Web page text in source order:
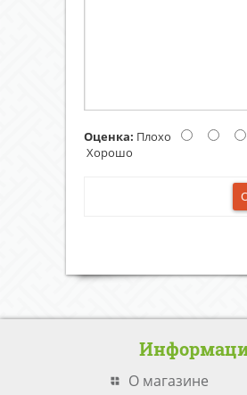
Оценка: Плохо
Хорошо
О магазине